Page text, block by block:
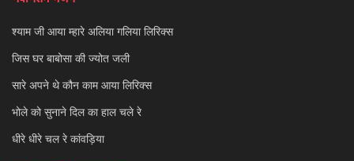
श्याम जी आया म्हारे अलिया गलिया लिरिक्स
जिस घर बाबोसा की ज्योत जली
सारे अपने थे कौन काम आया लिरिक्स
भोले को सुनाने दिल का हाल चले रे
धीरे धीरे चल रे कांवड़िया